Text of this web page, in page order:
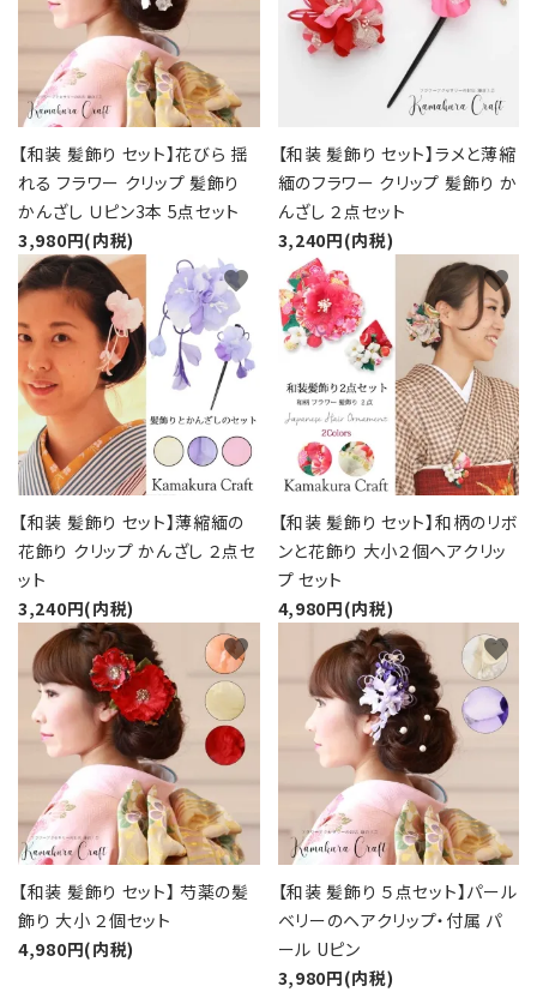
【和装 髪飾り セット】花びら 揺
れる フラワー クリップ 髪飾り
かんざし Ｕピン3本 5点セット
3,980円(内税)
【和装 髪飾り セット】ラメと薄縮
緬のフラワー クリップ 髪飾り か
んざし ２点セット
3,240円(内税)
【和装 髪飾り セット】薄縮緬の
花飾り クリップ かんざし ２点セ
ット
3,240円(内税)
favorite
【和装 髪飾り セット】和柄のリボ
ンと花飾り 大小２個ヘアクリッ
プ セット
4,980円(内税)
favorite
【和装 髪飾り セット】 芍薬の髪
飾り 大小 ２個セット
4,980円(内税)
favorite
【和装 髪飾り ５点セット】パール
ベリーのヘアクリップ・付属 パ
ール Uピン
3,980円(内税)
favorite